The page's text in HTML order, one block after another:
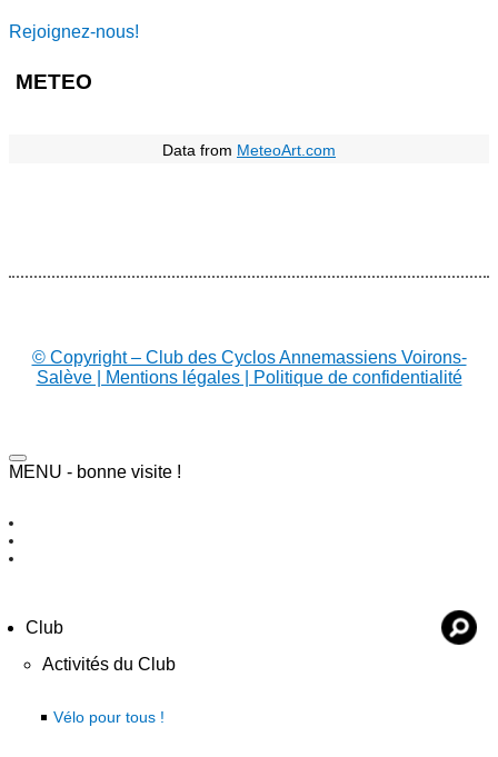
Rejoignez-nous!
METEO
Data from MeteoArt.com
© Copyright – Club des Cyclos Annemassiens Voirons-
Salève | Mentions légales | Politique de confidentialité
MENU - bonne visite !
Club
Activités du Club
Vélo pour tous !